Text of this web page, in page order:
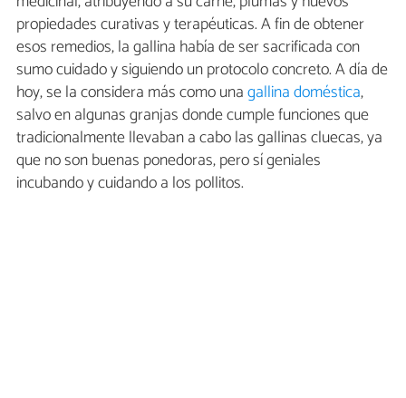
propiedades curativas y terapéuticas. A fin de obtener
esos remedios, la gallina había de ser sacrificada con
sumo cuidado y siguiendo un protocolo concreto. A día de
hoy, se la considera más como unagallina doméstica,
salvo en algunas granjas donde cumple funciones que
tradicionalmente llevaban a cabo las gallinas cluecas, ya
que no son buenas ponedoras, pero sí geniales
incubando y cuidando a los pollitos.